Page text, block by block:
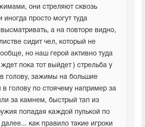
они стреляют сквозь
иногда просто могут туда
а на повторе видно,
сидит чел, который не
но наш герой активно туда
пока тот выйдет ) стрельба у
в голову, зажимы на большие
в голову по стоячему например за
за камнем, быстрый тап из
попадая каждой пулькой по
далее... как правило такие игроки